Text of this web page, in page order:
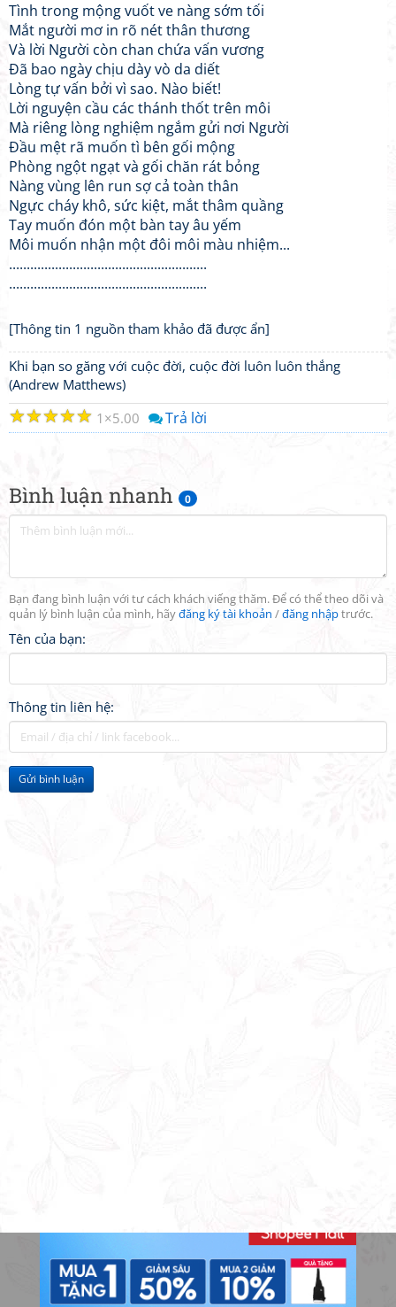
Bình luận nhanh 0
Bạn đang bình luận với tư cách khách viếng thăm. Để có thể theo dõi và
quản lý bình luận của mình, hãyđăng ký tài khoản /đăng nhậptrước.
Tên của bạn:
Thông tin liên hệ:
Gửi bình luận
Tình trong mộng vuốt ve nàng sớm tối
Mắt người mơ in rõ nét thân thương
Và lời Người còn chan chứa vấn vương
Đã bao ngày chịu dày vò da diết
Lòng tự vấn bởi vì sao. Nào biết!
Lời nguyện cầu các thánh thốt trên môi
Mà riêng lòng nghiệm ngắm gửi nơi Người
Đầu mệt rã muốn tì bên gối mộng
Phòng ngột ngạt và gối chăn rát bỏng
Nàng vùng lên run sợ cả toàn thân
Ngực cháy khô, sức kiệt, mắt thâm quầng
Tay muốn đón một bàn tay âu yếm
Môi muốn nhận một đôi môi màu nhiệm...
........................................................
........................................................
[Thông tin 1 nguồn tham khảo đã được ẩn]
Khi bạn so găng với cuộc đời, cuộc đời luôn luôn thắng
(Andrew Matthews)
☆
☆
☆
☆
☆ 1 5.00 Trả lời